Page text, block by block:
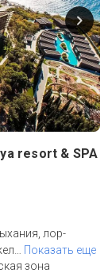
resort & SPA
лор-
Показать еще
зона